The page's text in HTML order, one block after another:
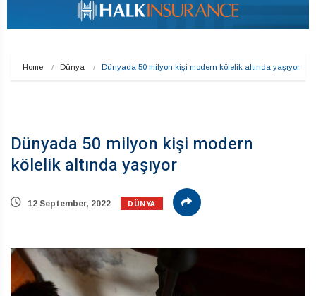
Home Dünya Dünyada 50 milyon kişi modern kölelik altında yaşıyor
Dünyada 50 milyon kişi modern
kölelik altında yaşıyor
12 September, 2022 DÜNYA